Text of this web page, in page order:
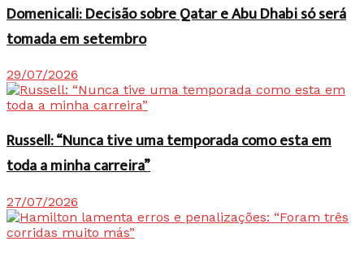
Domenicali: Decisão sobre Qatar e Abu Dhabi só será
tomada em setembro
29/07/2026
Russell: “Nunca tive uma temporada como esta em
toda a minha carreira”
27/07/2026